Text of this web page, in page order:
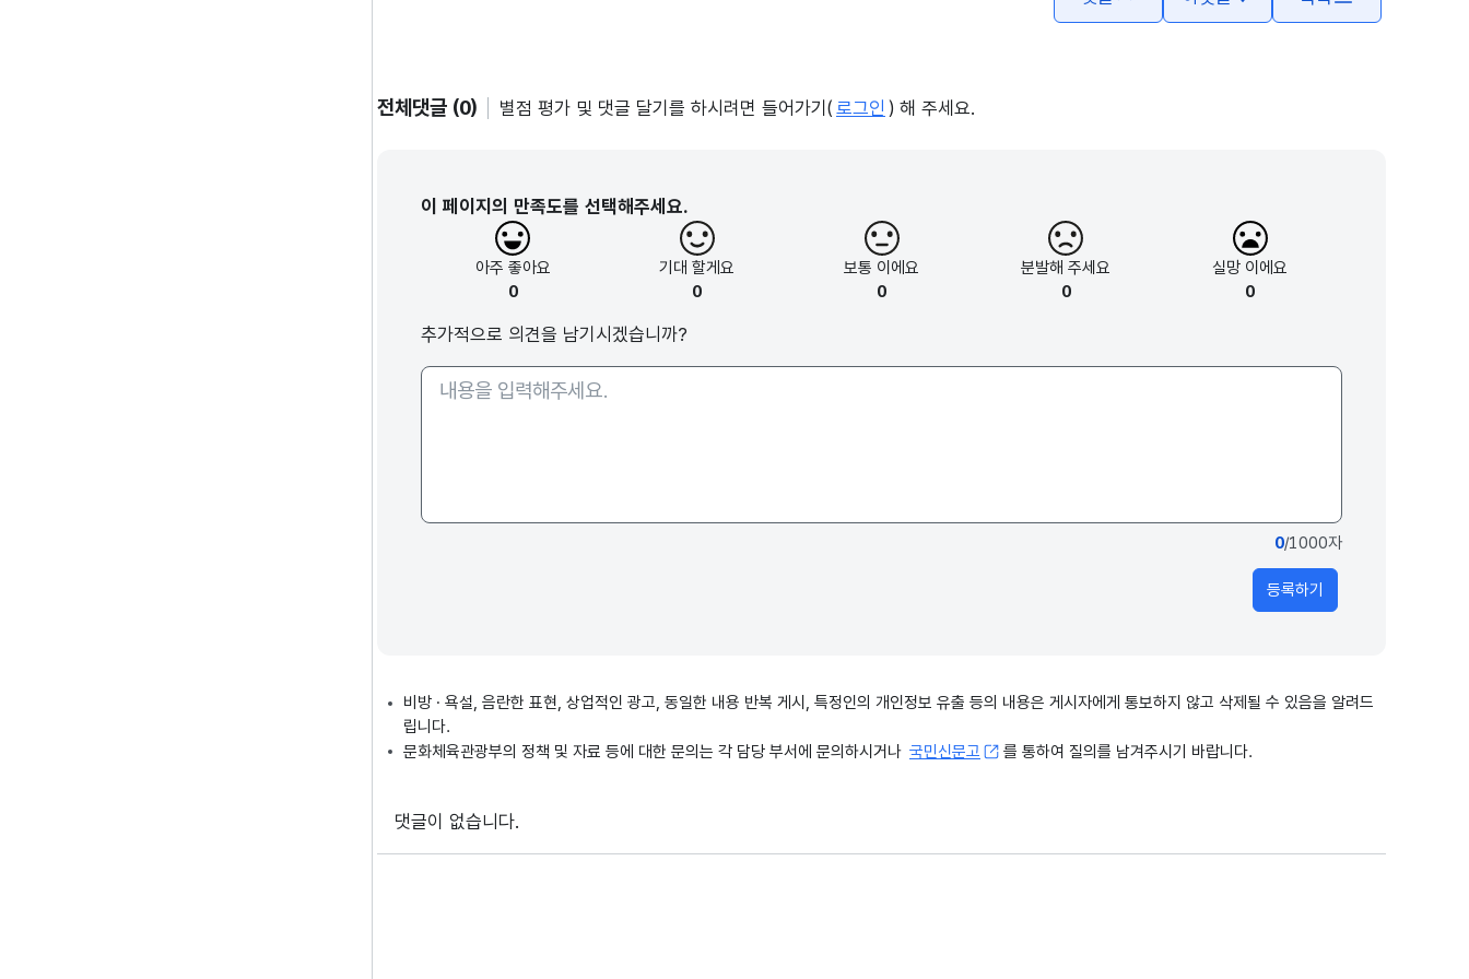
전체댓글 (0) 별점 평가 및 댓글 달기를 하시려면 들어가기( 로그인 ) 해 주세요.
이 페이지의 만족도를 선택해주세요.
아주 좋아요
0
기대할게요
0
보통 이에요
0
분발해주세요
0
실망 이에요
0
추가적으로 의견을 남기시겠습니까?
0/1000자
등록하기
비방 · 욕설, 음란한 표현, 상업적인 광고, 동일한 내용 반복 게시, 특정인의 개인정보 유출 등의 내용은 게시자에게 통보하지 않고 삭제될 수 있음을 알려드
립니다.
문화체육관광부의 정책 및 자료 등에 대한 문의는 각 담당 부서에 문의하시거나 국민신문고 를 통하여 질의를 남겨주시기 바랍니다.
댓글이 없습니다.